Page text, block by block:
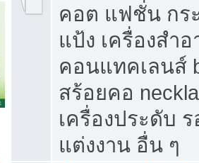
คอต แฟชั่น กระ
แป้ง เครื่องสำ
คอนแทคเลนส์
สร้อยคอ
เครื่องประดับ ร
แต่งงาน อื่น ๆ